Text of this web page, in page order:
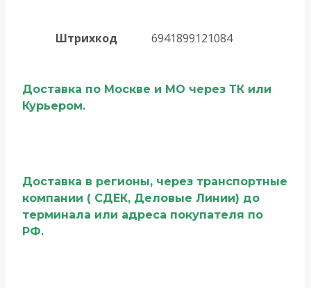
Штрихкод 6941899121084
Доставка по Москве и МО через ТК или
Курьером.
Доставка в регионы, через транспортные
компании ( СДЕК, Деловые Линии) до
терминала или адреса покупателя по
РФ.